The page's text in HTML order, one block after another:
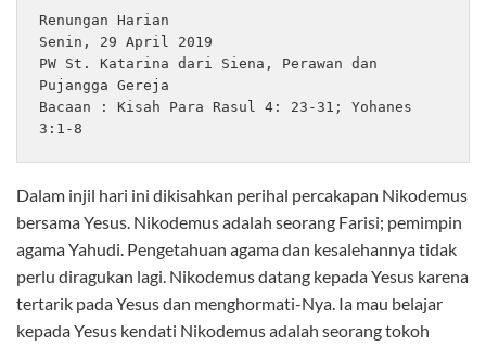
Renungan Harian
Senin, 29 April 2019
PW St. Katarina dari Siena, Perawan dan
Pujangga Gereja
Bacaan : Kisah Para Rasul 4: 23-31; Yohanes
3:1-8
Dalam injil hari ini dikisahkan perihal percakapan Nikodemus
bersama Yesus. Nikodemus adalah seorang Farisi; pemimpin
agama Yahudi. Pengetahuan agama dan kesalehannya tidak
perlu diragukan lagi. Nikodemus datang kepada Yesus karena
tertarik pada Yesus dan menghormati-Nya. Ia mau belajar
kepada Yesus kendati Nikodemus adalah seorang tokoh